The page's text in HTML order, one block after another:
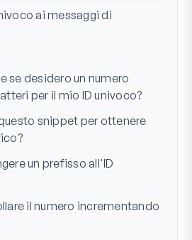
ai messaggi di
se desidero un numero
per il mio ID univoco?
snippet per ottenere
un prefisso all'ID
il numero incrementando